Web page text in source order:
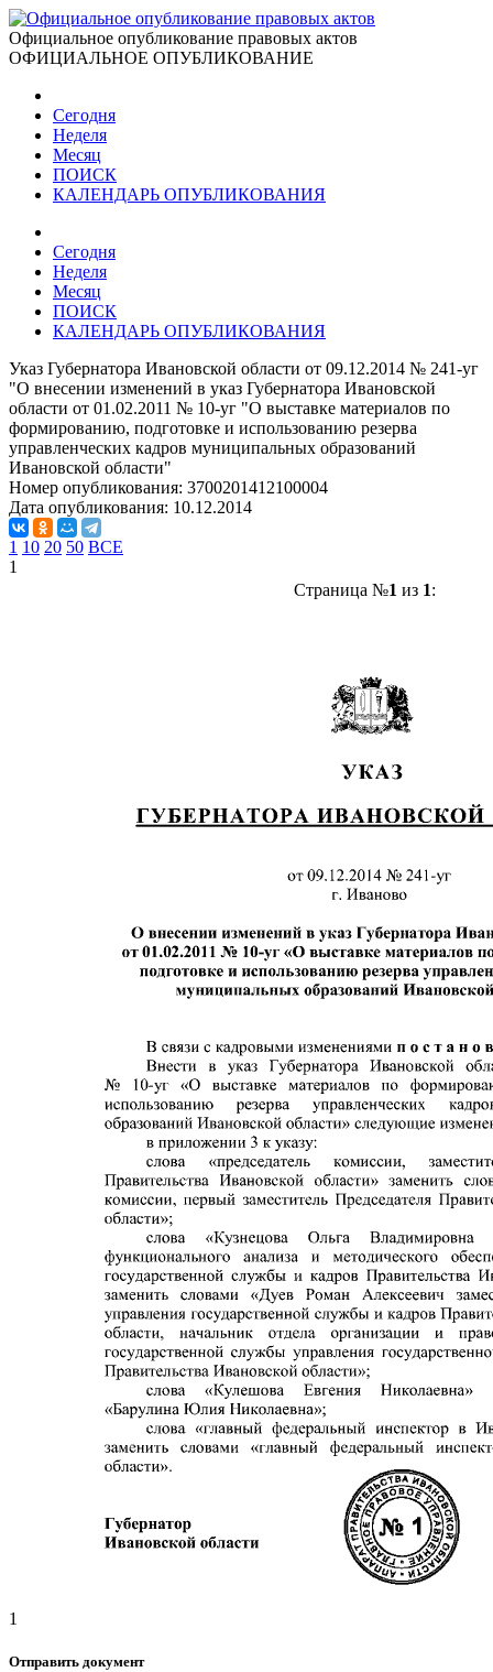
Официальное опубликование правовых актов
ОФИЦИАЛЬНОЕ ОПУБЛИКОВАНИЕ
Сегодня
Неделя
Месяц
ПОИСК
КАЛЕНДАРЬ ОПУБЛИКОВАНИЯ
Сегодня
Неделя
Месяц
ПОИСК
КАЛЕНДАРЬ ОПУБЛИКОВАНИЯ
Указ Губернатора Ивановской области от 09.12.2014 № 241-уг
"О внесении изменений в указ Губернатора Ивановской
области от 01.02.2011 № 10-уг "О выставке материалов по
формированию, подготовке и использованию резерва
управленческих кадров муниципальных образований
Ивановской области"
Номер опубликования: 3700201412100004
Дата опубликования: 10.12.2014
1 10 20 50 ВСЕ
1
Страница №1 из 1:
1
Отправить документ